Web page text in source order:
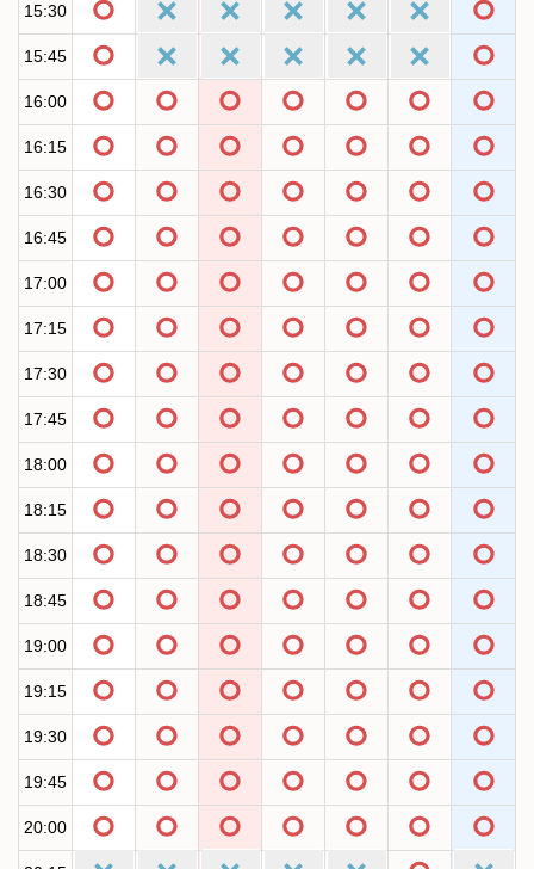
15:30
15:45
16:00
16:15
16:30
16:45
17:00
17:15
17:30
17:45
18:00
18:15
18:30
18:45
19:00
19:15
19:30
19:45
20:00